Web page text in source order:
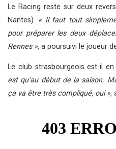
Le Racing reste sur deux
Nantes). « Il faut tout
pour préparer les deux
Rennes », a poursuivi le joueur
Le club strasbourgeois est-il en
est qu’au début de la saison.
ça va être très compliqué, oui »,